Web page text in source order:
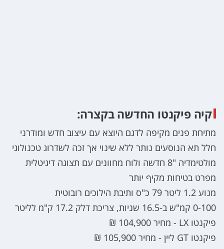
קיה פיקנטו החדשה בקצרה:
מתיחת פנים מקיפה לדגם היוצא עם עיצוב חדש ומודרני
חלל תא הנוסעים נותר ללא שינוי אך זכה לשדרוג טכנולוגי
מולטימדיה "8 חדשה ולוח מחוונים עם תצוגה דיגיטלית
מפרט בטיחות מקיף יותר
מנוע 1.2 ליטר 79 כ"ס ותיבת הילוכים רובוטית
0-100 קמ"ש ב-16.5 שניות, צריכת דלק 17.2 ק"מ לליטר
פיקנטו LX - מחיר 104,900 ₪
פיקנטו GT ליין - מחיר 105,900 ₪